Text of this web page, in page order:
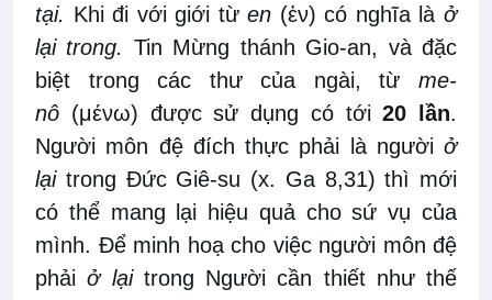
tại. Khi đi với giới từen (ἐν) có nghĩa làở
lại trong. Tin Mừng thánh Gio-an, và đặc
biệt trong các thư của ngài, từ me-
nô (μένω) được sử dụng có tới20 lần.
Người môn đệ đích thực phải là người ở
lạitrong Đức Giê-su (x. Ga 8,31) thì mới
có thể mang lại hiệu quả cho sứ vụ của
mình. Để minh hoạ cho việc người môn đệ
phảiở lạitrong Người cần thiết như thế